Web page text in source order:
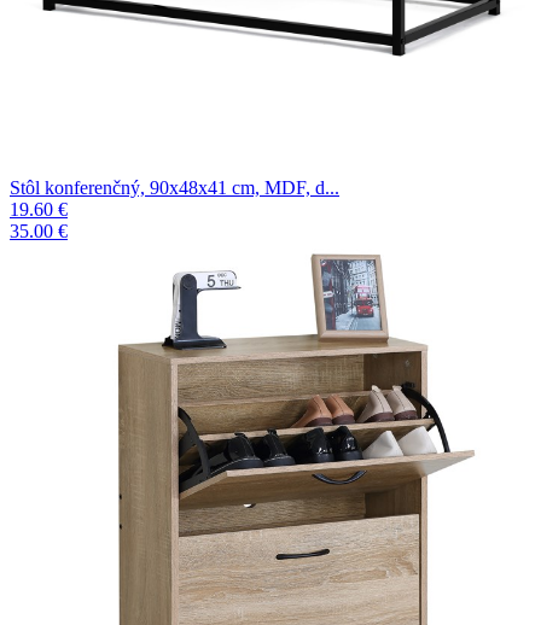
Stôl konferenčný, 90x48x41 cm, MDF, d...
19.60 €
35.00 €